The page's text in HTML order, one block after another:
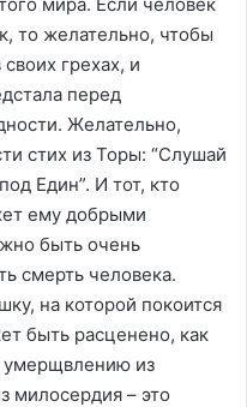
то желательно, чтобы
грехах, и
перед
Желательно,
стих из Торы: “Слушай
Един”. И тот, кто
ему добрыми
быть очень
смерть человека.
на которой покоится
быть расценено, как
умерщвлению из
милосердия – это